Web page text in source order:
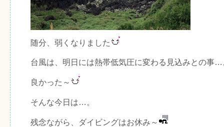
随分、弱くなりました
台風は、明日には熱帯低気圧に変わる見込みとの事…
良かった～
そんな今日は…。
残念ながら、ダイビングはお休み～